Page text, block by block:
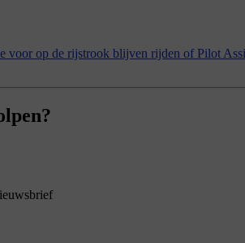
voor op de rijstrook blijven rijden of Pilot